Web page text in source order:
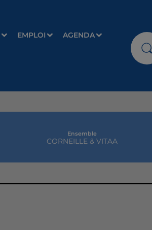
EMPLOI AGENDA
Ensemble
CORNEILLE & VITAA